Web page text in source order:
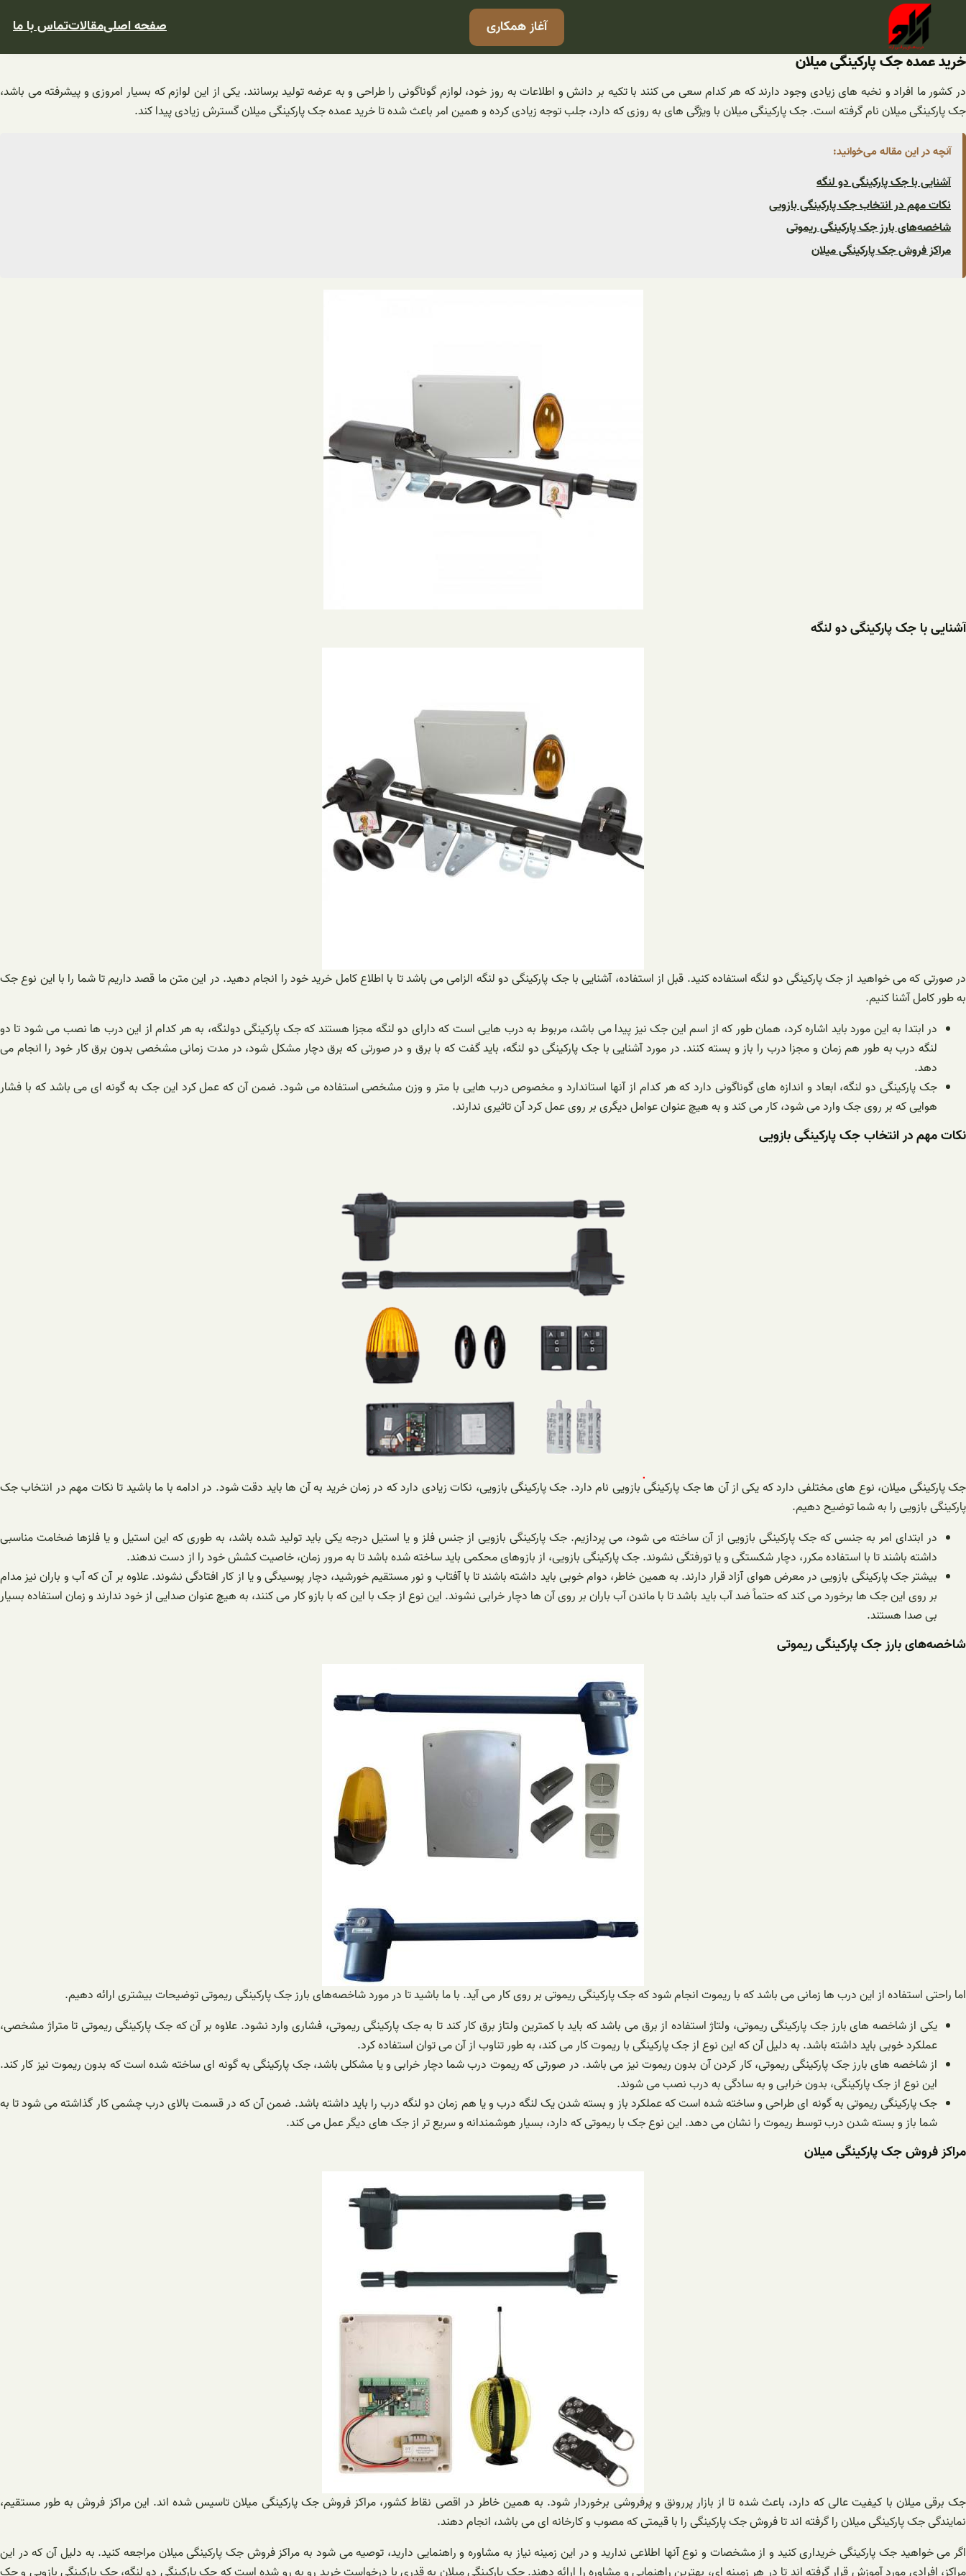
آغاز همکاری صفحه اصلیمقالاتتماس با ما
خرید عمده جک پارکینگی میلان
در کشور ما افراد و نخبه های زیادی وجود دارند که هر کدام سعی می کنند با تکیه بر دانش و اطلاعات به روز خود، لوازم گوناگونی را طراحی و به عرضه تولید برسانند. یکی از این لوازم که بسیار امروزی و پیشرفته می باشد،
جک پارکینگی میلان نام گرفته است. جک پارکینگی میلان با ویژگی های به روزی که دارد، جلب توجه زیادی کرده و همین امر باعث شده تا خرید عمده جک پارکینگی میلان گسترش زیادی پیدا کند.
آنچه در این مقاله می‌خوانید:
آشنایی با جک پارکینگی دو لنگه
نکات مهم در انتخاب جک پارکینگی بازویی
شاخصه‌های بارز جک پارکینگی ریموتی
مراکز فروش جک پارکینگی میلان
آشنایی با جک پارکینگی دو لنگه
در صورتی که می خواهید از جک پارکینگی دو لنگه استفاده کنید. قبل از استفاده، آشنایی با جک پارکینگی دو لنگه الزامی می باشد تا با اطلاع کامل خرید خود را انجام دهید. در این متن ما قصد داریم تا شما را با این نوع جک
به طور کامل آشنا کنیم.
در ابتدا به این مورد باید اشاره کرد، همان طور که از اسم این جک نیز پیدا می باشد، مربوط به درب هایی است که دارای دو لنگه مجزا هستند که جک پارکینگی دولنگه، به هر کدام از این درب ها نصب می شود تا دو
لنگه درب به طور هم زمان و مجزا درب را باز و بسته کنند. در مورد آشنایی با جک پارکینگی دو لنگه، باید گفت که با برق و در صورتی که برق دچار مشکل شود، در مدت زمانی مشخصی بدون برق کار خود را انجام می
دهد.
جک پارکینگی دو لنگه، ابعاد و اندازه های گوناگونی دارد که هر کدام از آنها استاندارد و مخصوص درب هایی با متر و وزن مشخصی استفاده می شود. ضمن آن که عمل کرد این جک به گونه ای می باشد که با فشار
هوایی که بر روی جک وارد می شود، کار می کند و به هیچ عنوان عوامل دیگری بر روی عمل کرد آن تاثیری ندارند.
نکات مهم در انتخاب جک پارکینگی بازویی
جک پارکینگی میلان، نوع های مختلفی دارد که یکی از آن ها جک پارکینگی بازویی نام دارد. جک پارکینگی بازویی، نکات زیادی دارد که در زمان خرید به آن ها باید دقت شود. در ادامه با ما باشید تا نکات مهم در انتخاب جک
پارکینگی بازویی را به شما توضیح دهیم.
در ابتدای امر به جنسی که جک پارکینگی بازویی از آن ساخته می شود، می پردازیم. جک پارکینگی بازویی از جنس فلز و یا استیل درجه یکی باید تولید شده باشد، به طوری که این استیل و یا فلزها ضخامت مناسبی
داشته باشند تا با استفاده مکرر، دچار شکستگی و یا تورفتگی نشوند. جک پارکینگی بازویی، از بازوهای محکمی باید ساخته شده باشد تا به مرور زمان، خاصیت کشش خود را از دست ندهند.
بیشتر جک پارکینگی بازویی در معرض هوای آزاد قرار دارند. به همین خاطر، دوام خوبی باید داشته باشند تا با آفتاب و نور مستقیم خورشید، دچار پوسیدگی و یا از کار افتادگی نشوند. علاوه بر آن که آب و باران نیز مدام
بر روی این جک ها برخورد می کند که حتماً ضد آب باید باشد تا با ماندن آب باران بر روی آن ها دچار خرابی نشوند. این نوع از جک با این که با بازو کار می کنند، به هیچ عنوان صدایی از خود ندارند و زمان استفاده بسیار
بی صدا هستند.
شاخصه‌های بارز جک پارکینگی ریموتی
اما راحتی استفاده از این درب ها زمانی می باشد که با ریموت انجام شود که جک پارکینگی ریموتی بر روی کار می آید. با ما باشید تا در مورد شاخصه‌های بارز جک پارکینگی ریموتی توضیحات بیشتری ارائه دهیم.
یکی از شاخصه های بارز جک پارکینگی ریموتی، ولتاژ استفاده از برق می باشد که باید با کمترین ولتاز برق کار کند تا به جک پارکینگی ریموتی، فشاری وارد نشود. علاوه بر آن که جک پارکینگی ریموتی تا متراژ مشخصی،
عملکرد خوبی باید داشته باشد. به دلیل آن که این نوع از جک پارکینگی با ریموت کار می کند، به طور تناوب از آن می توان استفاده کرد.
از شاخصه های بارز جک پارکینگی ریموتی، کار کردن آن بدون ریموت نیز می باشد. در صورتی که ریموت درب شما دچار خرابی و یا مشکلی باشد، جک پارکینگی به گونه ای ساخته شده است که بدون ریموت نیز کار کند.
این نوع از جک پارکینگی، بدون خرابی و به سادگی به درب نصب می شوند.
جک پارکینگی ریموتی به گونه ای طراحی و ساخته شده است که عملکرد باز و بسته شدن یک لنگه درب و یا هم زمان دو لنگه درب را باید داشته باشد. ضمن آن که در قسمت بالای درب چشمی کار گذاشته می شود تا به
شما باز و بسته شدن درب توسط ریموت را نشان می دهد. این نوع جک با ریموتی که دارد، بسیار هوشمندانه و سریع تر از جک های دیگر عمل می کند.
مراکز فروش جک پارکینگی میلان
جک برقی میلان با کیفیت عالی که دارد، باعث شده تا از بازار پررونق و پرفروشی برخوردار شود. به همین خاطر در اقصی نقاط کشور، مراکز فروش جک پارکینگی میلان تاسیس شده اند. این مراکز فروش به طور مستقیم،
نمایندگی جک پارکینگی میلان را گرفته اند تا فروش جک پارکینگی را با قیمتی که مصوب و کارخانه ای می باشد، انجام دهند.
اگر می خواهید جک پارکینگی خریداری کنید و از مشخصات و نوع آنها اطلاعی ندارید و در این زمینه نیاز به مشاوره و راهنمایی دارید، توصیه می شود به مراکز فروش جک پارکینگی میلان مراجعه کنید. به دلیل آن که در این